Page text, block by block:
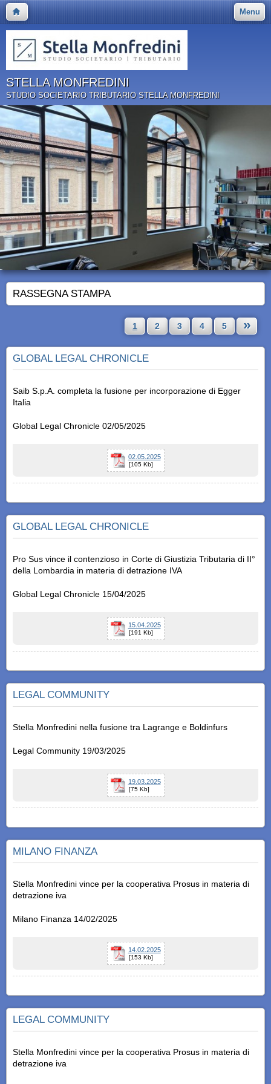
Menu
STELLA MONFREDINI
STUDIO SOCIETARIO TRIBUTARIO STELLA MONFREDINI
RASSEGNA STAMPA
1 2 3 4 5 »
GLOBAL LEGAL CHRONICLE
Saib S.p.A. completa la fusione per incorporazione di Egger
Italia
Global Legal Chronicle 02/05/2025
02.05.2025
[105 Kb]
GLOBAL LEGAL CHRONICLE
Pro Sus vince il contenzioso in Corte di Giustizia Tributaria di II°
della Lombardia in materia di detrazione IVA
Global Legal Chronicle 15/04/2025
15.04.2025
[191 Kb]
LEGAL COMMUNITY
Stella Monfredini nella fusione tra Lagrange e Boldinfurs
Legal Community 19/03/2025
19.03.2025
[75 Kb]
MILANO FINANZA
Stella Monfredini vince per la cooperativa Prosus in materia di
detrazione iva
Milano Finanza 14/02/2025
14.02.2025
[153 Kb]
LEGAL COMMUNITY
Stella Monfredini vince per la cooperativa Prosus in materia di
detrazione iva